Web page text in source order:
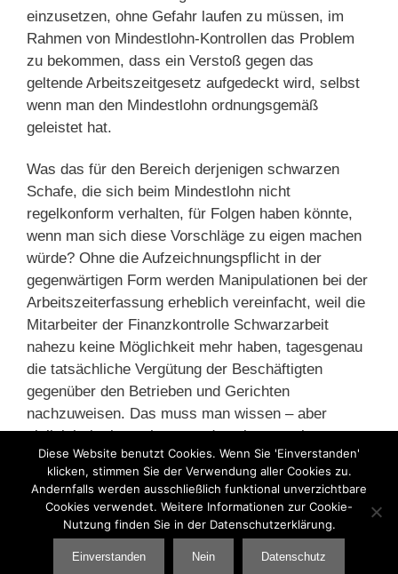
einzusetzen, ohne Gefahr laufen zu müssen, im
Rahmen von Mindestlohn-Kontrollen das Problem
zu bekommen, dass ein Verstoß gegen das
geltende Arbeitszeitgesetz aufgedeckt wird, selbst
wenn man den Mindestlohn ordnungsgemäß
geleistet hat.
Was das für den Bereich derjenigen schwarzen
Schafe, die sich beim Mindestlohn nicht
regelkonform verhalten, für Folgen haben könnte,
wenn man sich diese Vorschläge zu eigen machen
würde? Ohne die Aufzeichnungspflicht in der
gegenwärtigen Form werden Manipulationen bei der
Arbeitszeiterfassung erheblich vereinfacht, weil die
Mitarbeiter der Finanzkontrolle Schwarzarbeit
nahezu keine Möglichkeit mehr haben, tagesgenau
die tatsächliche Vergütung der Beschäftigten
gegenüber den Betrieben und Gerichten
nachzuweisen. Das muss man wissen – aber
vielleicht ist ja auch genau das ein zentrales
Anliegen der Antragsteller. Natürlich alles unter dem
Segel der „Entlastung“ und „Flexibilisierung“.
Kategorien
Arbeitszeit,Mindestlohn ,Zoll
Diese Website benutzt Cookies. Wenn Sie 'Einverstanden'
klicken, stimmen Sie der Verwendung aller Cookies zu.
Andernfalls werden ausschließlich funktional unverzichtbare
Cookies verwendet. Weitere Informationen zur Cookie-
Nutzung finden Sie in der Datenschutzerklärung.
Einverstanden Nein Datenschutz